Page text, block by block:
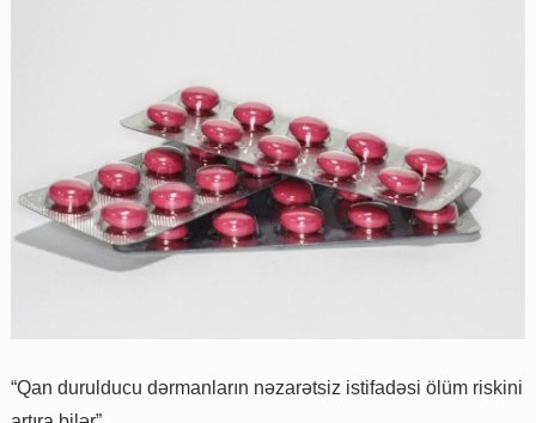
“Qan durulducu dərmanların nəzarətsiz istifadəsi ölüm riskini